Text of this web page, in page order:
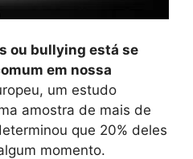
ou bullying está se
em nossa
um estudo
amostra de mais de
que 20% deles
momento.